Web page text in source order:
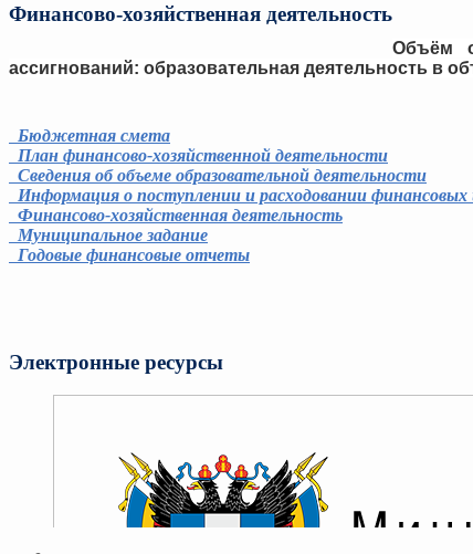
Финансово-хозяйственная деятельность
Объём
ассигнований: образовательная деятельность в
Бюджетная смета
План финансово-хозяйственной деятельности
Сведения об объеме образовательной деятельности
Информация о поступлении и расходовании
Финансово-хозяйственная деятельность
Муниципальное задание
Годовые финансовые отчеты
Электронные ресурсы